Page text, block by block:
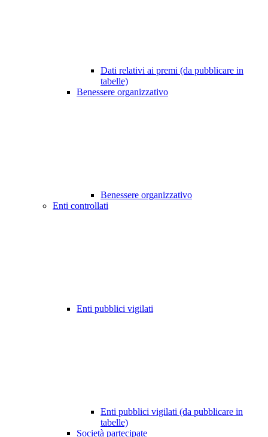
Dati relativi ai premi (da pubblicare in
tabelle)
Benessere organizzativo
Benessere organizzativo
Enti controllati
Enti pubblici vigilati
Enti pubblici vigilati (da pubblicare in
tabelle)
Società partecipate